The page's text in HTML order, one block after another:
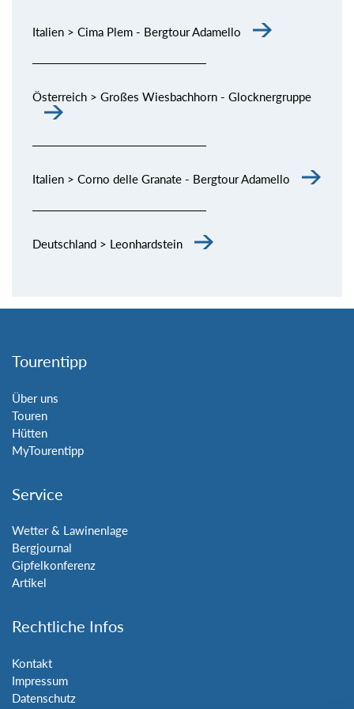
Italien > Cima Plem - Bergtour Adamello
Österreich > Großes Wiesbachhorn - Glocknergruppe
Italien > Corno delle Granate - Bergtour Adamello
Deutschland > Leonhardstein
Tourentipp
Über uns
Touren
Hütten
MyTourentipp
Service
Wetter & Lawinenlage
Bergjournal
Gipfelkonferenz
Artikel
Rechtliche Infos
Kontakt
Impressum
Datenschutz